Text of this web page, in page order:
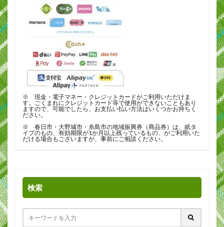
※ 現金・電子マネー・クレジットカードがご利用いただけま
す。ごくまれにクレジットカード等で使用ができないこともあり
ますので、可能でしたら、お支払い払い方法はいくつかお持ちく
ださい。
※ 春日市・大野城市・糸島市の地域振興券（商品券）は、紙タ
イプのもの、有効期限が1か月以上残っているもの、がご利用いた
だける場合もございますが、事前にご相談ください。
検索